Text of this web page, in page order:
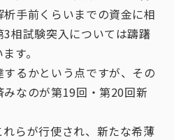
手前くらいまでの資金に相
相試験突入については躊躇
す。
るかという点ですが、その
なのが第19回・第20回新
らが行使され、新たな希薄